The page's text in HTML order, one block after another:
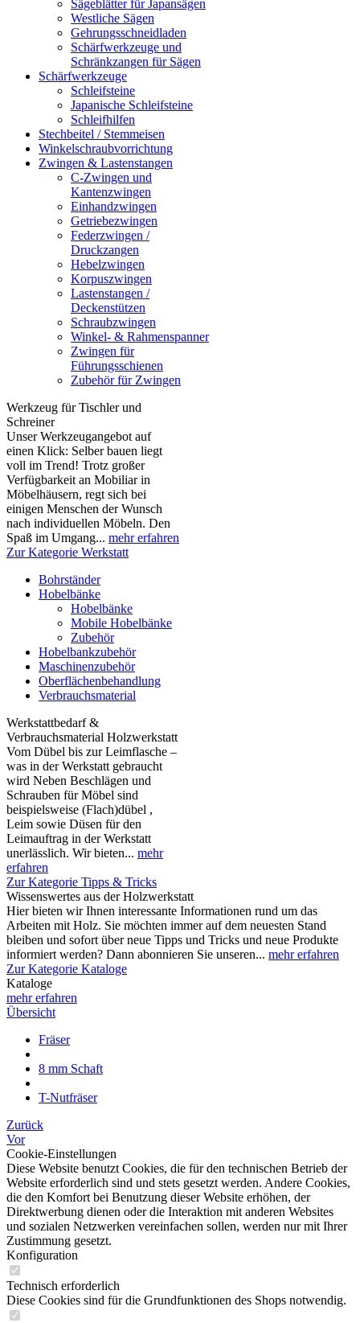
Sägeblätter für Japansägen
Westliche Sägen
Gehrungsschneidladen
Schärfwerkzeuge und
Schränkzangen für Sägen
Schärfwerkzeuge
Schleifsteine
Japanische Schleifsteine
Schleifhilfen
Stechbeitel / Stemmeisen
Winkelschraubvorrichtung
Zwingen & Lastenstangen
C-Zwingen und
Kantenzwingen
Einhandzwingen
Getriebezwingen
Federzwingen /
Druckzangen
Hebelzwingen
Korpuszwingen
Lastenstangen /
Deckenstützen
Schraubzwingen
Winkel- & Rahmenspanner
Zwingen für
Führungsschienen
Zubehör für Zwingen
Werkzeug für Tischler und
Schreiner
Unser Werkzeugangebot auf
einen Klick: Selber bauen liegt
voll im Trend! Trotz großer
Verfügbarkeit an Mobiliar in
Möbelhäusern, regt sich bei
einigen Menschen der Wunsch
nach individuellen Möbeln. Den
Spaß im Umgang... mehr erfahren
Zur Kategorie Werkstatt
Bohrständer
Hobelbänke
Hobelbänke
Mobile Hobelbänke
Zubehör
Hobelbankzubehör
Maschinenzubehör
Oberflächenbehandlung
Verbrauchsmaterial
Werkstattbedarf &
Verbrauchsmaterial Holzwerkstatt
Vom Dübel bis zur Leimflasche –
was in der Werkstatt gebraucht
wird Neben Beschlägen und
Schrauben für Möbel sind
beispielsweise (Flach)dübel ,
Leim sowie Düsen für den
Leimauftrag in der Werkstatt
unerlässlich. Wir bieten... mehr
erfahren
Zur Kategorie Tipps & Tricks
Wissenswertes aus der Holzwerkstatt
Hier bieten wir Ihnen interessante Informationen rund um das
Arbeiten mit Holz. Sie möchten immer auf dem neuesten Stand
bleiben und sofort über neue Tipps und Tricks und neue Produkte
informiert werden? Dann abonnieren Sie unseren... mehr erfahren
Zur Kategorie Kataloge
Kataloge
mehr erfahren
Übersicht
Fräser
8 mm Schaft
T-Nutfräser
Zurück
Vor
Cookie-Einstellungen
Diese Website benutzt Cookies, die für den technischen Betrieb der
Website erforderlich sind und stets gesetzt werden. Andere Cookies,
die den Komfort bei Benutzung dieser Website erhöhen, der
Direktwerbung dienen oder die Interaktion mit anderen Websites
und sozialen Netzwerken vereinfachen sollen, werden nur mit Ihrer
Zustimmung gesetzt.
Konfiguration
Technisch erforderlich
Diese Cookies sind für die Grundfunktionen des Shops notwendig.